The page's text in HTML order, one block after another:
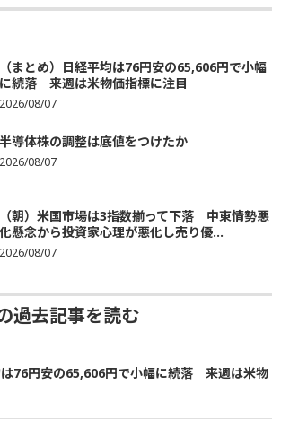
（まとめ）日経平均は76円安の65,606円で小幅
に続落 来週は米物価指標に注目
2026/08/07
半導体株の調整は底値をつけたか
2026/08/07
（朝）米国市場は3指数揃って下落 中東情勢悪
化懸念から投資家心理が悪化し売り優...
2026/08/07
過去記事を読む
は76円安の65,606円で小幅に続落 来週は米物